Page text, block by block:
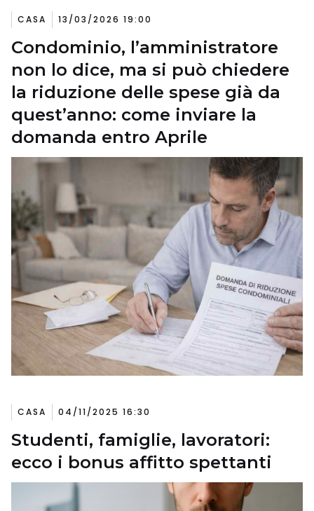
CASA 13/03/2026 19:00
Condominio, l’amministratore
non lo dice, ma si può chiedere
la riduzione delle spese già da
quest’anno: come inviare la
domanda entro Aprile
CASA 04/11/2025 16:30
Studenti, famiglie, lavoratori:
ecco i bonus affitto spettanti